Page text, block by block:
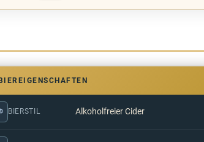
BIERSTIL Alkoholfreier Cider